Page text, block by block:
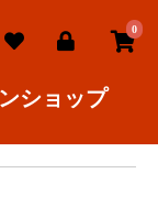
0